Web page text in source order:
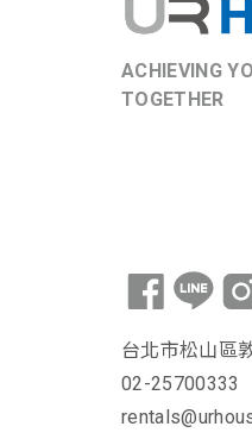
ACHIEVING
TOGETHER
台北市松山區
02-25700333